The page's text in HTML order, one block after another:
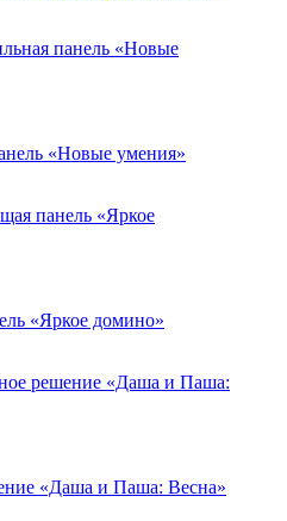
«Новые умения»
«Яркое домино»
«Даша и Паша: Весна»